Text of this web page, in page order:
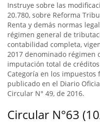
Instruye sobre las
20.780, sobre Reforma
Renta y demás normas
régimen general de
contabilidad completa,
2017 denominado régimen
imputación total de
Categoría en los impuestos
publicado en el Diario
Circular N° 49, de 2016.
Circular N°63